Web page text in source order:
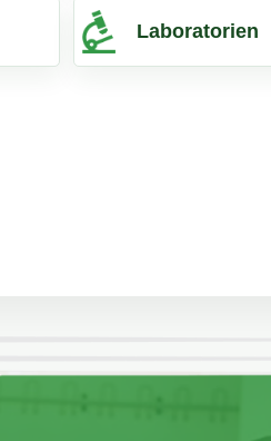
Laboratorien